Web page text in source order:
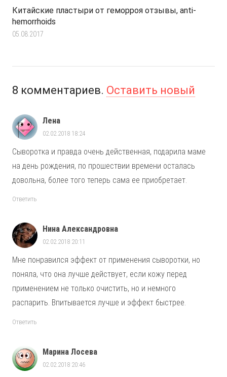
Китайские пластыри от геморроя отзывы, anti-
hemorrhoids
05.08.2017
8 комментариев. Оставить новый
Лена
02.02.2018 18:24
Сыворотка и правда очень действенная, подарила маме
на день рождения, по прошествии времени осталась
довольна, более того теперь сама ее приобретает.
Ответить
Нина Александровна
02.02.2018 20:11
Мне понравился эффект от применения сыворотки, но
поняла, что она лучше действует, если кожу перед
применением не только очистить, но и немного
распарить. Впитывается лучше и эффект быстрее.
Ответить
Марина Лосева
02.02.2018 20:46